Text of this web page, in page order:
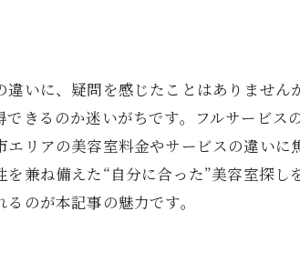
違いに、疑問を感じたことはありませ
きるのか迷いがちです。フルサービ
エリアの美容室料金やサービスの違い
を兼ね備えた“自分に合った”美容室探
のが本記事の魅力です。